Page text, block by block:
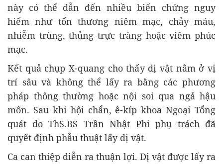
này có thể dẫn đến nhiều biến chứng nguy
hiểm như tổn thương niêm mạc, chảy máu,
nhiễm trùng, thủng trực tràng hoặc viêm phúc
mạc.
Kết quả chụp X-quang cho thấy dị vật nằm ở vị
trí sâu và không thể lấy ra bằng các phương
pháp thông thường hoặc nội soi qua ngả hậu
môn. Sau khi hội chẩn, ê-kíp khoa Ngoại Tổng
quát do ThS.BS Trần Nhật Phi phụ trách đã
quyết định phẫu thuật lấy dị vật.
Ca can thiệp diễn ra thuận lợi. Dị vật được lấy ra